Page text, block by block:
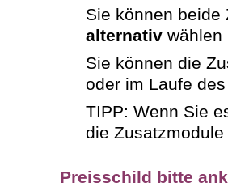
Sie können
alternativ wählen
Sie können die
oder im Laufe
TIPP: Wenn Sie
die Zusatzmodule
Preisschild bitte